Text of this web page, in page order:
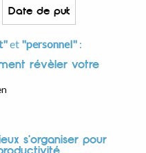
et "personnel" :
révèler votre
s'organiser pour